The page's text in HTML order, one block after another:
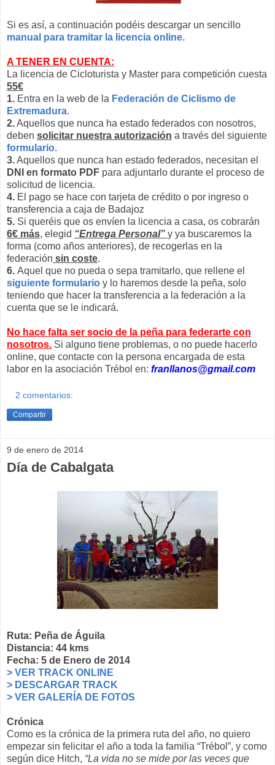
Si es así, a continuación podéis descargar un sencillo
manual para tramitar la licencia online.
A TENER EN CUENTA:
La licencia de Cicloturista y Master para competición cuesta
55€
1. Entra en la web de la Federación de Ciclismo de
Extremadura.
2.Aquellos que nunca ha estado federados con nosotros,
deben solicitar nuestra autorización a través del siguiente
formulario.
3.Aquellos que nunca han estado federados, necesitan el
DNI en formato PDF para adjuntarlo durante el proceso de
solicitud de licencia.
4. El pago se hace con tarjeta de crédito o por ingreso o
transferencia a caja de Badajoz
5. Si queréis que os envíen la licencia a casa, os cobrarán
6€ más, elegid “Entrega Personal” y ya buscaremos la
forma (como años anteriores), de recogerlas en la
federación sin coste.
6. Aquel que no pueda o sepa tramitarlo, que rellene el
siguiente formulario y lo haremos desde la peña, solo
teniendo que hacer la transferencia a la federación a la
cuenta que se le indicará.
No hace falta ser socio de la peña para federarte con
nosotros. Si alguno tiene problemas, o no puede hacerlo
online, que contacte con la persona encargada de esta
labor en la asociación Trébol en: franllanos@gmail.com
2 comentarios:
Compartir
9 de enero de 2014
Día de Cabalgata
Ruta: Peña de Águila
Distancia: 44 kms
Fecha: 5 de Enero de 2014
> VER TRACK ONLINE
> DESCARGAR TRACK
> VER GALERÍA DE FOTOS
Crónica
Como es la crónica de la primera ruta del año, no quiero
empezar sin felicitar el año a toda la familia “Trébol”, y como
según dice Hitch, “La vida no se mide por las veces que